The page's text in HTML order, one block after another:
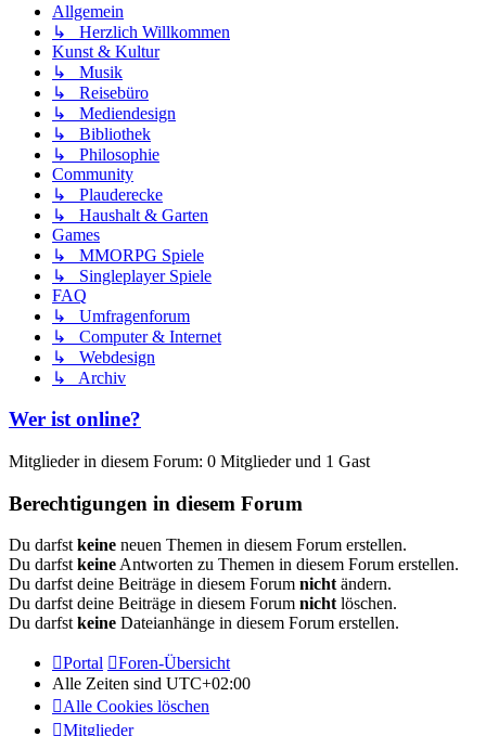
Allgemein
↳ Herzlich Willkommen
Kunst & Kultur
↳ Musik
↳ Reisebüro
↳ Mediendesign
↳ Bibliothek
↳ Philosophie
Community
↳ Plauderecke
↳ Haushalt & Garten
Games
↳ MMORPG Spiele
↳ Singleplayer Spiele
FAQ
↳ Umfragenforum
↳ Computer & Internet
↳ Webdesign
↳ Archiv
Wer ist online?
Mitglieder in diesem Forum: 0 Mitglieder und 1 Gast
Berechtigungen in diesem Forum
Du darfstkeine neuen Themen in diesem Forum erstellen.
Du darfstkeineAntworten zu Themen in diesem Forum erstellen.
Du darfst deine Beiträge in diesem Forum nichtändern.
Du darfst deine Beiträge in diesem Forum nichtlöschen.
Du darfstkeine Dateianhänge in diesem Forum erstellen.
Portal
Foren-Übersicht
Alle Zeiten sind UTC+02:00
Alle Cookies löschen
Mitglieder